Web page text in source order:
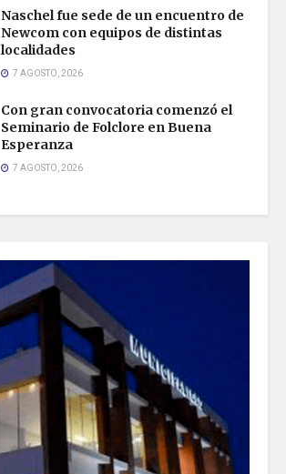
Naschel fue sede de un encuentro de
Newcom con equipos de distintas
localidades
7 AGOSTO, 2026
Con gran convocatoria comenzó el
Seminario de Folclore en Buena
Esperanza
7 AGOSTO, 2026